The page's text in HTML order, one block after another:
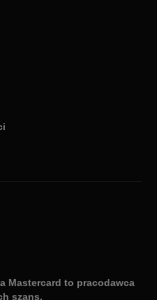
Mastercard to pracodawca
szans.